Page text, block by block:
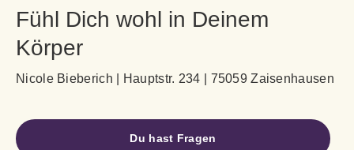
Fühl Dich wohl in Deinem
Körper
Nicole Bieberich | Hauptstr. 234 | 75059 Zaisenhausen
Du hast Fragen